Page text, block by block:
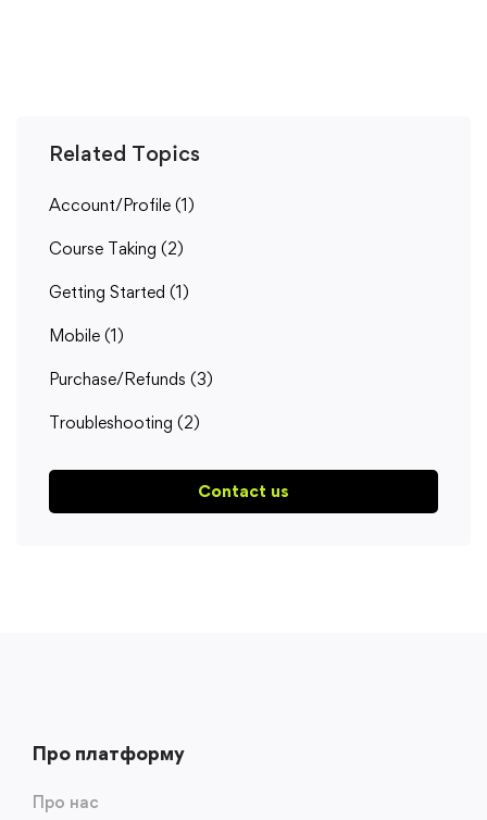
Related Topics
Account/Profile (1)
Course Taking (2)
Getting Started (1)
Mobile (1)
Purchase/Refunds (3)
Troubleshooting (2)
Contact us
Про платформу
Про нас